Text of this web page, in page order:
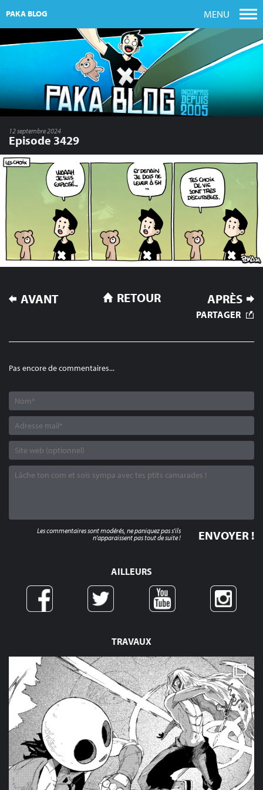
PAKA BLOG MENU
TRAVAUX
12 septembre 2024
Episode 3429
NAVIGATION
DE
AVANT APRÈS
RETOUR
PARTAGER
Pas encore de commentaires...
Les commentaires sont modérés, ne paniquez pas s'ils
n'apparaissent pas tout de suite !
AILLEURS